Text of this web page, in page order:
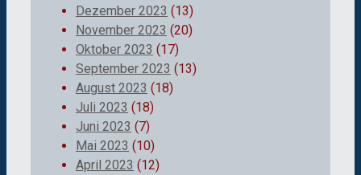
Dezember 2023 (13)
November 2023 (20)
Oktober 2023 (17)
September 2023 (13)
August 2023 (18)
Juli 2023 (18)
Juni 2023 (7)
Mai 2023 (10)
April 2023 (12)